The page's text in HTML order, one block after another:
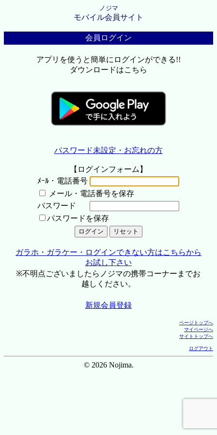
ノジマ
モバイル会員サイト
会員ログイン
アプリを使うと簡単にログインができる!!
ダウンロードはこちら
パスワード未設定・お忘れの方
【ログインフォーム】
ﾒｰﾙ・電話番号
メール・電話番号を保存
パスワード
パスワードを保存
ガラホ・ガラケー・ログインできない方はこちらから
お試し下さい
※不明点ございましたらノジマの携帯コーナーまでお
越しください。
新規会員登録
ページトップへ
マイページへ
サイトトップへ
ログアウト
© 2026 Nojima.